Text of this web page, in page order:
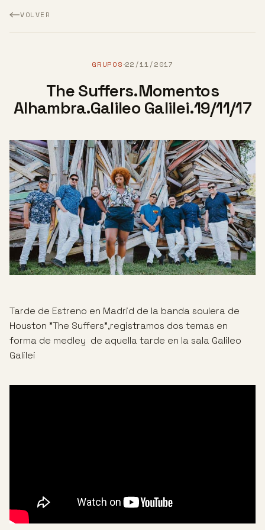
VOLVER
GRUPOS·22/11/2017
The Suffers.Momentos
Alhambra.Galileo Galilei.19/11/17
Tarde de Estreno en Madrid de la banda soulera de
Houston "The Suffers",registramos dos temas en
forma de medley de aquella tarde en la sala Galileo
Galilei